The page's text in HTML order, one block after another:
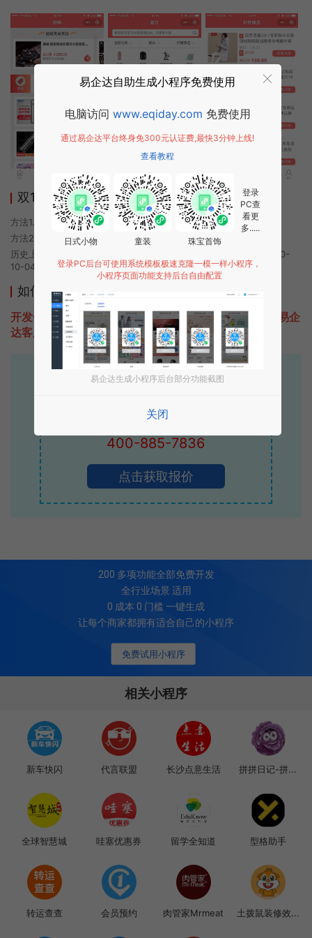
双11活动小程序使用方法
方法1. 使用微信扫描本页面上方二维码进入双11活动的小程序
方法2. 在微信中搜索“双11活动”即可进入小程序
历史上的今时小程序由双11活动团队开发，易企达小程序商店于2020-
10-04 20:43发布
如何开发类似双11活动的小程序
开发一款类似双11活动的小程序不难，只需要咨询本站易企
达客服即可为您定制开发，免费提供报价。
易企达10年行业沉淀！
立即拨打电话享优惠
400-885-7836
点击获取报价
免费试用小程序
200 多项功能全部免费开发
全行业场景 适用
0 成本 0 门槛 一键生成
让每个商家都拥有适合自己的小程序
相关小程序
新车快闪 代言联盟 长沙点意生活 拼拼日记-拼...
全球智慧城 哇塞优惠券 留学全知道 型格助手
转运查查 会员预约 肉管家Mrmeat 土拨鼠装修效...
易企达自助生成小程序免费使用
电脑访问 www.eqiday.com 免费使用
通过易企达平台终身免300元认证费,最快3分钟上线!
查看教程
日式小物 童装 珠宝首饰
登录
PC查
看更
多.....
登录PC后台可使用系统模板极速克隆一模一样小程序，
小程序页面功能支持后台自由配置
易企达生成小程序后台部分功能截图
关闭